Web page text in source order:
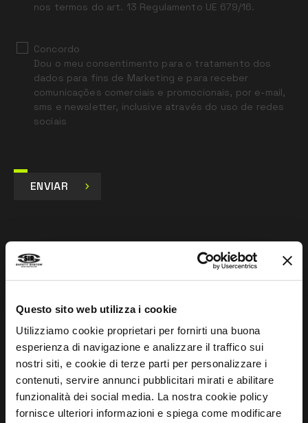
Questo sito web utilizza i cookie
Utilizziamo cookie proprietari per fornirti una buona
esperienza di navigazione e analizzare il traffico sui
nostri siti, e cookie di terze parti per personalizzare i
contenuti, servire annunci pubblicitari mirati e abilitare
funzionalità dei social media. La nostra cookie policy
fornisce ulteriori informazioni e spiega come modificare
nos termos do art. 13 Regulamento UE 679/16.
Concordo
Dou o meu consentimento para o tratamento dos
dados para fins de Marketing e para receber
comunicações comerciais e promocionais, por e-mail,
sms e newsletter, inclusive através do uso de redes
sociais
ENVIAR
EMPRESA
Investigação e desenvolvimento
Mentalidade desportiva